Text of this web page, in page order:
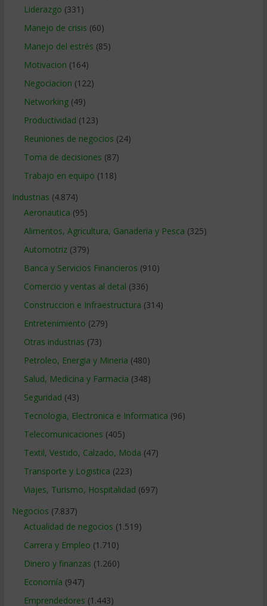
Liderazgo (331)
Manejo de crisis (60)
Manejo del estrés (85)
Motivacion (164)
Negociacion (122)
Networking(49)
Productividad (123)
Reuniones de negocios (24)
Toma de decisiones (87)
Trabajo en equipo (118)
Industrias (4.874)
Aeronautica (95)
Alimentos, Agricultura, Ganaderia y Pesca (325)
Automotriz(379)
Banca y Servicios Financieros (910)
Comercio y ventas al detal (336)
Construccion e Infraestructura (314)
Entretenimiento (279)
Otras industrias (73)
Petroleo, Energia y Mineria (480)
Salud, Medicina y Farmacia (348)
Seguridad (43)
Tecnologia, Electronica e Informatica (96)
Telecomunicaciones (405)
Textil, Vestido, Calzado, Moda (47)
Transporte y Logistica (223)
Viajes, Turismo, Hospitalidad (697)
Negocios (7.837)
Actualidad de negocios (1.519)
Carrera y Empleo (1.710)
Dinero y finanzas (1.260)
Economía (947)
Emprendedores (1.443)